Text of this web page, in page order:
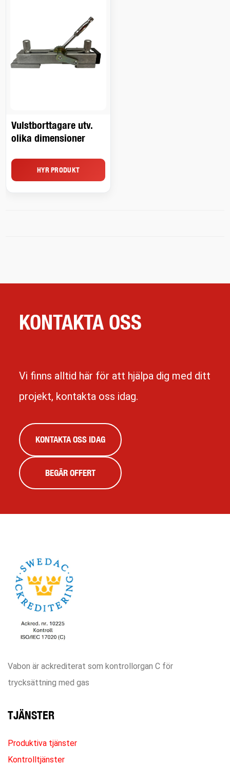
Vulstborttagare utv.
olika dimensioner
HYR PRODUKT
KONTAKTA OSS
Vi finns alltid här för att hjälpa dig med ditt
projekt, kontakta oss idag.
KONTAKTA OSS IDAG
BEGÄR OFFERT
Vabon är ackrediterat som kontrollorgan C för
trycksättning med gas
TJÄNSTER
Produktiva tjänster
Kontrolltjänster